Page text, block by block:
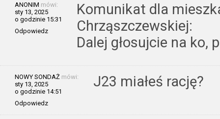
ANONIM mówi:
sty 13, 2025
o godzinie 15:31
Odpowiedz
Komunikat dla
Chrząszczewskiej:
Dalej głosujcie na ko,
NOWY SONDAŻ mówi:
sty 13, 2025
o godzinie 14:51
Odpowiedz
J23 miałeś rację?